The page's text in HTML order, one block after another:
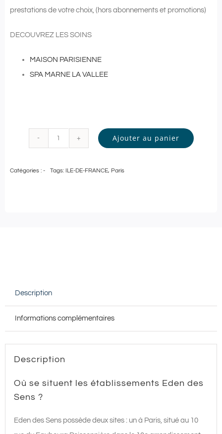
prestations de votre choix, (hors abonnements et promotions)
DECOUVREZ LES SOINS
MAISON PARISIENNE
SPA MARNE LA VALLEE
Pass
Ajouter au panier
Catégories : - Tags: ILE-DE-FRANCE, Paris
Description
Informations complémentaires
Description
Où se situent les établissements Eden des
Sens ?
Eden des Sens possède deux sites : un à Paris, situé au 10